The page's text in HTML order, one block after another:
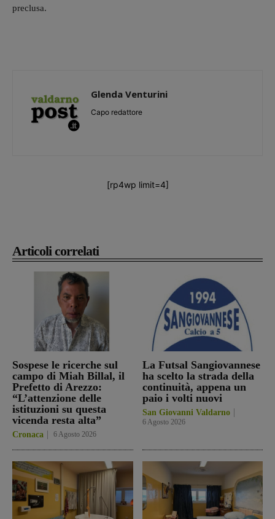
Articoli correlati
Sospese le ricerche sul
campo di Miah Billal, il
Prefetto di Arezzo:
“L’attenzione delle
istituzioni su questa
vicenda resta alta”
Cronaca 6 Agosto 2026
La Futsal Sangiovannese
ha scelto la strada della
continuità, appena un
paio i volti nuovi
San Giovanni Valdarno
6 Agosto 2026
preclusa.
Glenda Venturini
Capo redattore
[rp4wp limit=4]